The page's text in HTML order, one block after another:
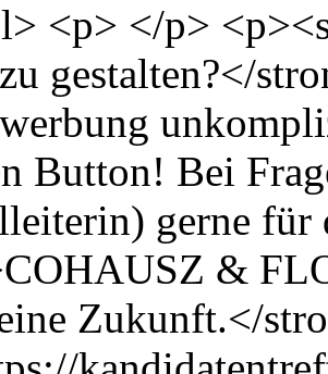
<p> </p>
gestalten?</
Button! Bei
gerne
&
Zukunft.</